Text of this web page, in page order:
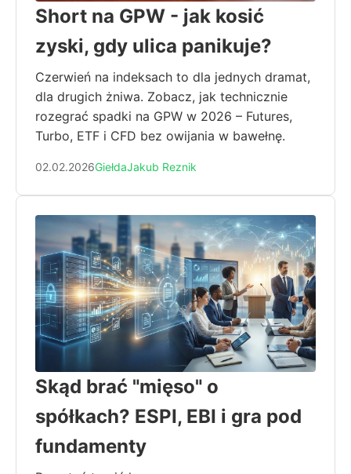
Short na GPW - jak kosić
zyski, gdy ulica panikuje?
Czerwień na indeksach to dla jednych dramat,
dla drugich żniwa. Zobacz, jak technicznie
rozegrać spadki na GPW w 2026 – Futures,
Turbo, ETF i CFD bez owijania w bawełnę.
02.02.2026GiełdaJakub Reznik
Skąd brać "mięso" o
spółkach? ESPI, EBI i gra pod
fundamenty